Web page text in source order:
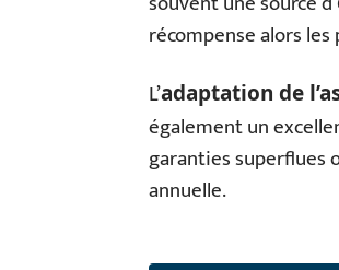
récompense alors
L’adaptation de
également un
garanties superflues
annuelle.